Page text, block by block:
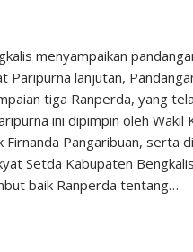
menyampaikan
Paripurna lanjutan,
tiga Ranperda, yang
ini dipimpin oleh Wakil
Pangaribuan, serta
Setda Kabupaten
baik Ranperda tentang…